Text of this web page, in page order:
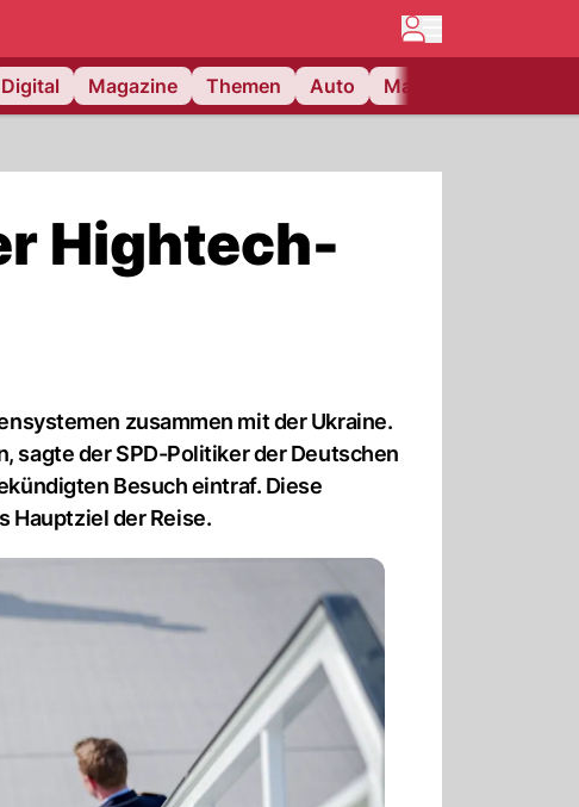
Digital Magazine Themen Auto Matchcenter
Hightech-
zusammen mit der Ukraine.
sagte der SPD-Politiker der Deutschen
Besuch eintraf. Diese
Hauptziel der Reise.